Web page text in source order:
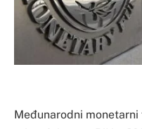
Međunarodni